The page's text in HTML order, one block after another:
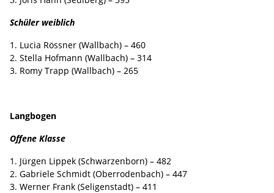
Schüler weiblich
1. Lucia Rössner (Wallbach) – 460
2. Stella Hofmann (Wallbach) – 314
3. Romy Trapp (Wallbach) – 265
Langbogen
Offene Klasse
1. Jürgen Lippek (Schwarzenborn) – 482
2. Gabriele Schmidt (Oberrodenbach) – 447
3. Werner Frank (Seligenstadt) – 411